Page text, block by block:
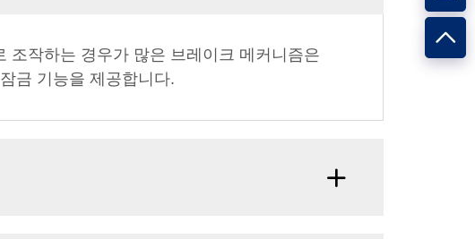
조작하는 경우가 많은 브레이크 메커니즘은
금 기능을 제공합니다.